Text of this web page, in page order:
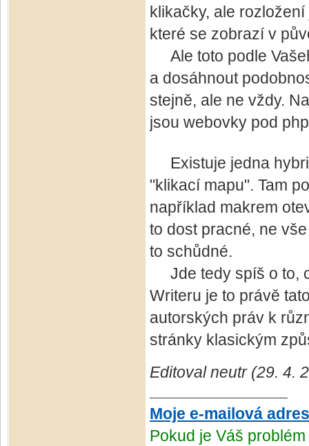
klikačky, ale
které se zobrazí v
Ale toto podle
a dosáhnout
stejně, ale ne vždy.
jsou webovky pod
Existuje jedna
"klikací mapu". Tam
například makrem
to dost pracné, ne
to schůdné.
Jde tedy spíš o to,
Writeru je to právě
autorských práv k
stránky klasickým
Editoval neutr (29. 4.
Moje e-mailová
Pokud je Váš